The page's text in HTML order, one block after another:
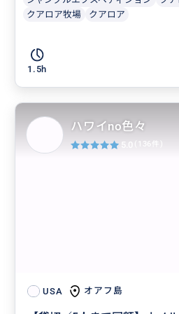
クアロア牧場
クアロア
1.5h
USA オアフ島
ハワイno色々
5.0 (136件)